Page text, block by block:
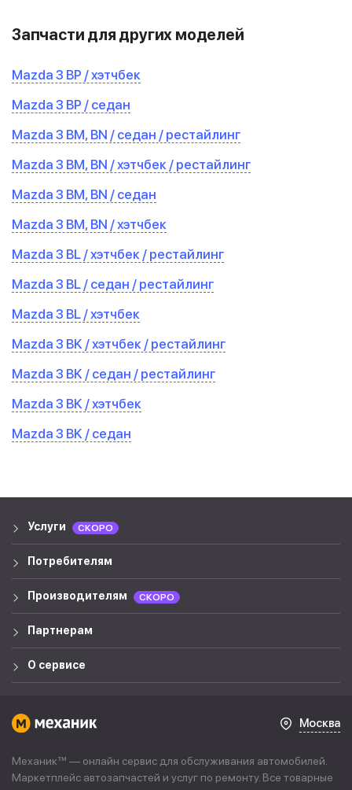
Запчасти для других моделей
Mazda 3 BP / хэтчбек
Mazda 3 BP / седан
Mazda 3 BM, BN / седан / рестайлинг
Mazda 3 BM, BN / хэтчбек / рестайлинг
Mazda 3 BM, BN / седан
Mazda 3 BM, BN / хэтчбек
Mazda 3 BL / хэтчбек / рестайлинг
Mazda 3 BL / седан / рестайлинг
Mazda 3 BL / хэтчбек
Mazda 3 BK / хэтчбек / рестайлинг
Mazda 3 BK / седан / рестайлинг
Mazda 3 BK / хэтчбек
Mazda 3 BK / седан
Услуги СКОРО
Потребителям
Производителям СКОРО
Партнерам
О сервисе
Москва
Механик™ — онлайн сервис для обслуживания автомобилей.
Маркетплейс автозапчастей и услуг по ремонту. Все товарные